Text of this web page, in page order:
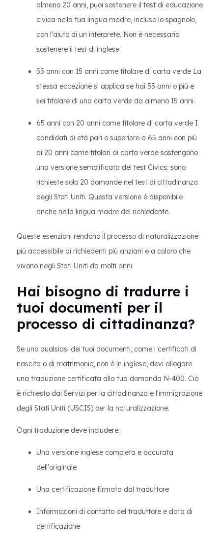
almeno 20 anni, puoi sostenere il test di educazione
civica nella tua lingua madre, incluso lo spagnolo,
con l'aiuto di un interprete. Non è necessario
sostenere il test di inglese.
55 anni con 15 anni come titolare di carta verde La
stessa eccezione si applica se hai 55 anni o più e
sei titolare di una carta verde da almeno 15 anni.
65 anni con 20 anni come titolare di carta verde I
candidati di età pari o superiore a 65 anni con più
di 20 anni come titolari di carta verde sostengono
una versione semplificata del test Civics: sono
richieste solo 20 domande nel test di cittadinanza
degli Stati Uniti. Questa versione è disponibile
anche nella lingua madre del richiedente.
Queste esenzioni rendono il processo di naturalizzazione
più accessibile ai richiedenti più anziani e a coloro che
vivono negli Stati Uniti da molti anni.
Hai bisogno di tradurre i
tuoi documenti per il
processo di cittadinanza?
Se uno qualsiasi dei tuoi documenti, come i certificati di
nascita o di matrimonio, non è in inglese, devi allegare
una traduzione certificata alla tua domanda N-400. Ciò
è richiesto dai Servizi per la cittadinanza e l'immigrazione
degli Stati Uniti (USCIS) per la naturalizzazione.
Ogni traduzione deve includere:
Una versione inglese completa e accurata
dell'originale
Una certificazione firmata dal traduttore
Informazioni di contatto del traduttore e data di
certificazione